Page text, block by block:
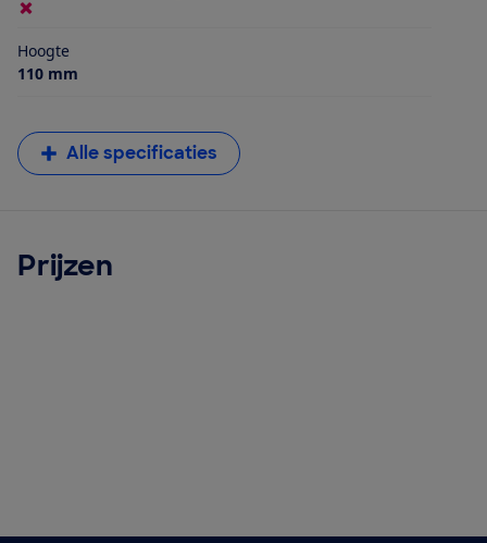
Hoogte
110 mm
Alle specificaties
Prijzen